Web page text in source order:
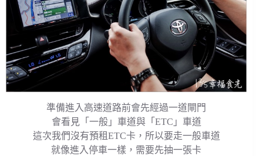
準備進入高速道路前會先經過一道閘門
會看見「一般」車道與「ETC」車道
這次我們沒有預租ETC卡，所以要走一般車道
就像進入停車一樣，需要先抽一張卡